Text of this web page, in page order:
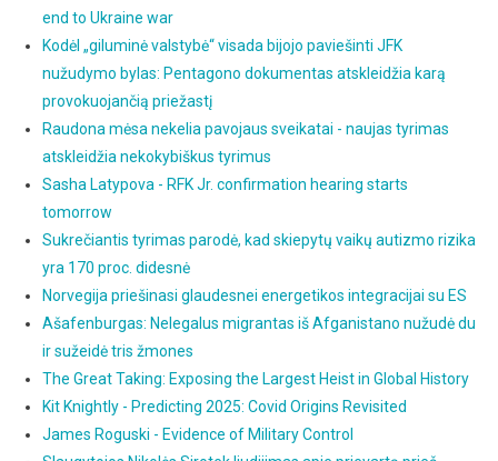
end to Ukraine war
Kodėl „giluminė valstybė“ visada bijojo paviešinti JFK
nužudymo bylas: Pentagono dokumentas atskleidžia karą
provokuojančią priežastį
Raudona mėsa nekelia pavojaus sveikatai - naujas tyrimas
atskleidžia nekokybiškus tyrimus
Sasha Latypova - RFK Jr. confirmation hearing starts
tomorrow
Sukrečiantis tyrimas parodė, kad skiepytų vaikų autizmo rizika
yra 170 proc. didesnė
Norvegija priešinasi glaudesnei energetikos integracijai su ES
Ašafenburgas: Nelegalus migrantas iš Afganistano nužudė du
ir sužeidė tris žmones
The Great Taking: Exposing the Largest Heist in Global History
Kit Knightly - Predicting 2025: Covid Origins Revisited
James Roguski - Evidence of Military Control